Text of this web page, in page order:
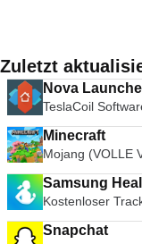
Zuletzt
Nova
TeslaCoil
Minecraft
Mojang (VOLLE
Samsung
Kostenloser
Snapchat